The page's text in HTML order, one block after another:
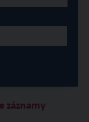
záznamy